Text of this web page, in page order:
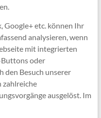
Google+ etc. können Ihr
analysieren, wenn
mit integrierten
oder
den Besuch unserer
zahlreiche
ausgelöst. Im